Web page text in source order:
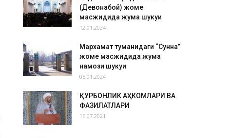
(Девонабой) жоме
масжидида жума шукуҳи
12.01.2024
Мархамат туманидаги “Сунна”
жоме масжидида жума
намози шукуҳи
05.01.2024
ҚУРБОНЛИК АҲКОМЛАРИ ВА
ФАЗИЛАТЛАРИ
16.07.2021